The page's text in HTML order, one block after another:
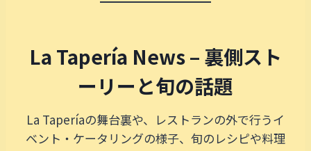
La Tapería News – 裏側スト
ーリーと旬の話題
La Taperíaの舞台裏や、レストランの外で行うイ
ベント・ケータリングの様子、旬のレシピや料理